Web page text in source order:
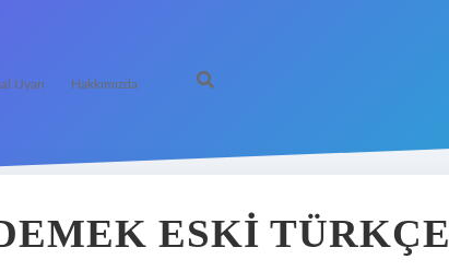
Uyarı Hakkımızda
ESKI TÜRKÇE